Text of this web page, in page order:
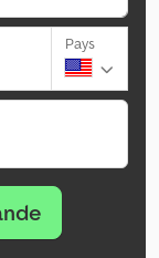
Pays